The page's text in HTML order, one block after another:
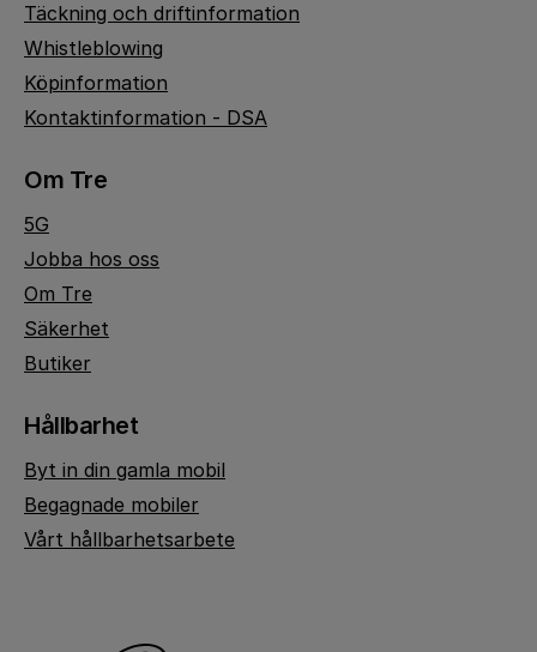
Täckning och driftinformation
Whistleblowing
Köpinformation
Kontaktinformation - DSA
Om Tre
5G
Jobba hos oss
Om Tre
Säkerhet
Butiker
Hållbarhet
Byt in din gamla mobil
Begagnade mobiler
Vårt hållbarhetsarbete